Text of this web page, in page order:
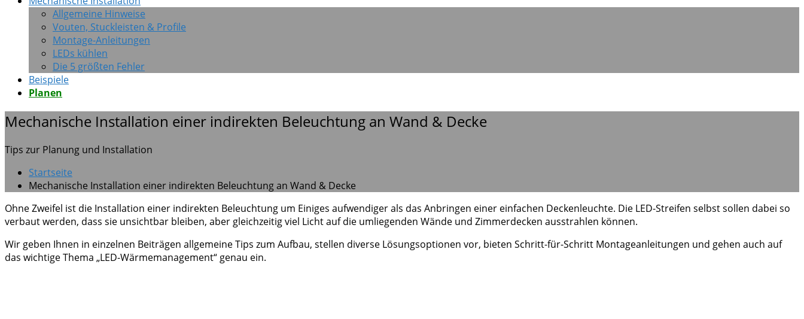
Allgemeine Hinweise
Vouten, Stuckleisten & Profile
Montage-Anleitungen
LEDs kühlen
Die 5 größten Fehler
Beispiele
Planen
Mechanische Installation einer indirekten Beleuchtung an Wand & Decke
Tips zur Planung und Installation
Startseite
Mechanische Installation einer indirekten Beleuchtung an Wand & Decke
Ohne Zweifel ist die Installation einer indirekten Beleuchtung um Einiges aufwendiger als das Anbringen einer einfachen Deckenleuchte. Die LED-Streifen selbst sollen dabei so
verbaut werden, dass sie unsichtbar bleiben, aber gleichzeitig viel Licht auf die umliegenden Wände und Zimmerdecken ausstrahlen können.
Wir geben Ihnen in einzelnen Beiträgen allgemeine Tips zum Aufbau, stellen diverse Lösungsoptionen vor, bieten Schritt-für-Schritt Montageanleitungen und gehen auch auf
das wichtige Thema „LED-Wärmemanagement“ genau ein.